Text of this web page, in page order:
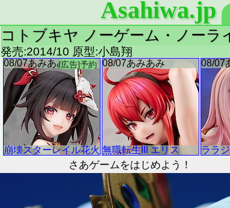
Asahiwa.jp
コトブキヤ ノーゲーム・ノー
発売:2014/10 原型:小島翔
さあゲームをはじめよう！